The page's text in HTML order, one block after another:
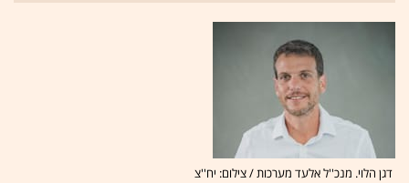
דגן הלוי. מנכ''ל אלעד מערכות / צילום: יח''צ